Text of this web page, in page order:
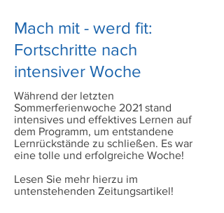
Mach mit - werd fit:
Fortschritte nach
intensiver Woche
Während der letzten
Sommerferienwoche 2021 stand
intensives und effektives Lernen auf
dem Programm, um entstandene
Lernrückstände zu schließen. Es war
eine tolle und erfolgreiche Woche!
Lesen Sie mehr hierzu im
untenstehenden Zeitungsartikel!